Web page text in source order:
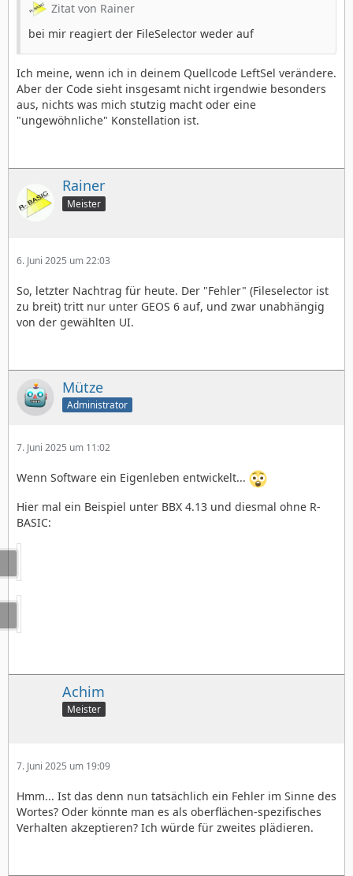
Zitat von Rainer
bei mir reagiert der FileSelector weder auf
Ich meine, wenn ich in deinem Quellcode LeftSel verändere.
Aber der Code sieht insgesamt nicht irgendwie besonders
aus, nichts was mich stutzig macht oder eine
"ungewöhnliche" Konstellation ist.
Rainer
Meister
6. Juni 2025 um 22:03
So, letzter Nachtrag für heute. Der "Fehler" (Fileselector ist
zu breit) tritt nur unter GEOS 6 auf, und zwar unabhängig
von der gewählten UI.
Mütze
Administrator
7. Juni 2025 um 11:02
Wenn Software ein Eigenleben entwickelt...
Hier mal ein Beispiel unter BBX 4.13 und diesmal ohne R-
BASIC:
Achim
Meister
7. Juni 2025 um 19:09
Hmm... Ist das denn nun tatsächlich ein Fehler im Sinne des
Wortes? Oder könnte man es als oberflächen-spezifisches
Verhalten akzeptieren? Ich würde für zweites plädieren.